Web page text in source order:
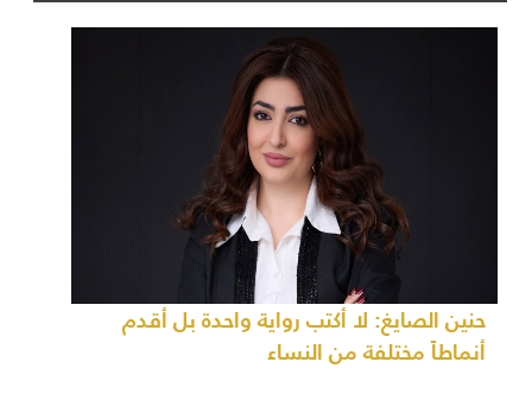
حنين الصايغ: لا أكتب رواية واحدة بل أقدم
أنماطاً مختلفة من النساء